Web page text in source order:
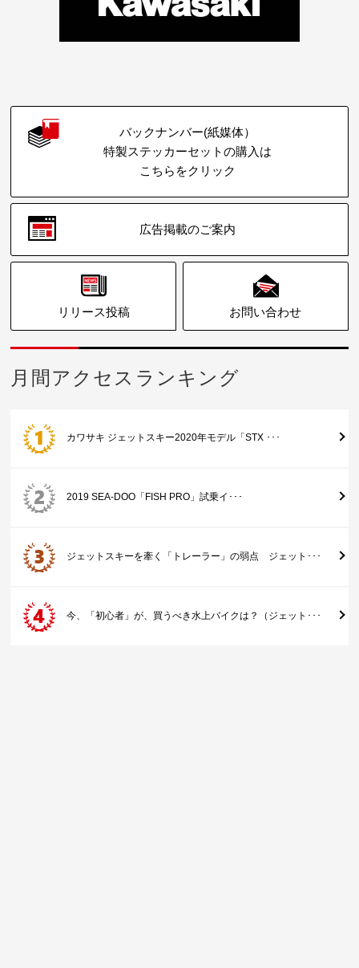
バックナンバー(紙媒体）
特製ステッカーセットの購入は
こちらをクリック
広告掲載のご案内
リリース投稿 お問い合わせ
月間アクセスランキング
カワサキ ジェットスキー2020年モデル「STX ･･･
2019 SEA-DOO「FISH PRO」試乗イ･･･
ジェットスキーを牽く「トレーラー」の弱点 ジェット･･･
今、「初心者」が、買うべき水上バイクは？（ジェット･･･